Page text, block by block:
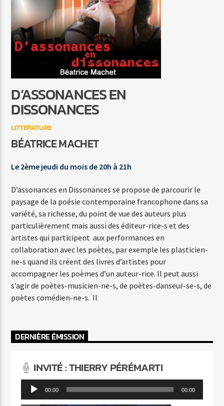
INFOS DE PROXIMITE
LA REDACTION
Agora Côte d’Azur
Agora Menton/Monaco
D’ASSONANCES EN
DISSONANCES
LITTERATURE
BÉATRICE MACHET
Le 2ème jeudi du mois de 20h à 21h
D’assonances en Dissonances se propose de parcourir le
paysage de la poésie contemporaine francophone dans sa
variété, sa richesse, du point de vue des auteurs plus
particulièrement mais aussi des éditeur-rice-s et des
artistes qui participent aux performances en
collaboration avec les poètes, par exemple les plasticien-
ne-s quand ils créent des livres d’artistes pour
accompagner les poèmes d’un auteur-rice. Il peut aussi
s’agir de poètes-musicien-ne-s, de poètes-danseur-se-s, de
poètes comédien-ne-s. Il
DERNIÈRE ÉMISSION
INVITÉ : THIERRY PÉRÉMARTI
Lecteur 00:00 00:00